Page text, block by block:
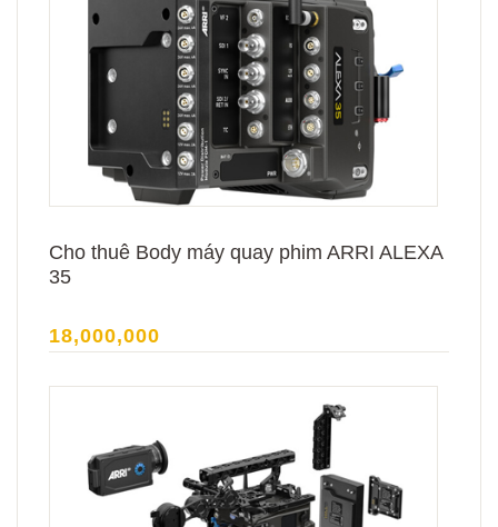
Cho thuê Body máy quay phim ARRI ALEXA
35
18,000,000